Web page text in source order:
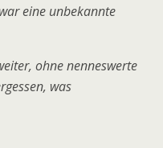
eine unbekannte
ohne nenneswerte
was